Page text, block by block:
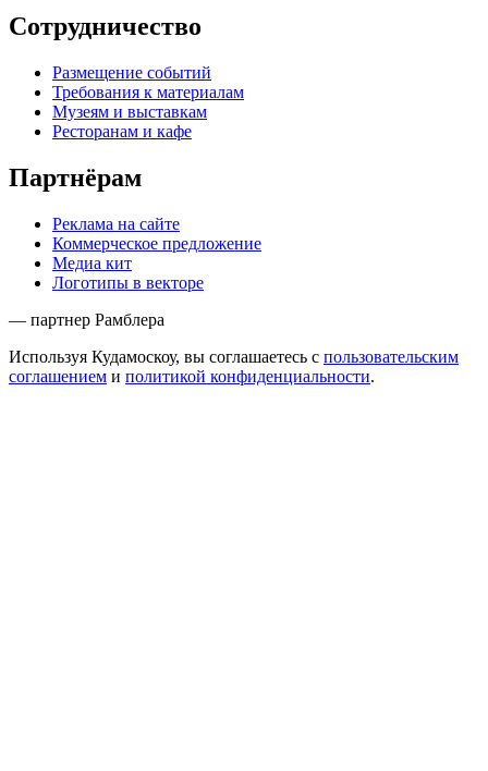
Сотрудничество
Размещение событий
Требования к материалам
Музеям и выставкам
Ресторанам и кафе
Партнёрам
Реклама на сайте
Коммерческое предложение
Медиа кит
Логотипы в векторе
— партнер Рамблера
Используя Кудамоскоу, вы соглашаетесь с пользовательским
соглашением и политикой конфиденциальности.